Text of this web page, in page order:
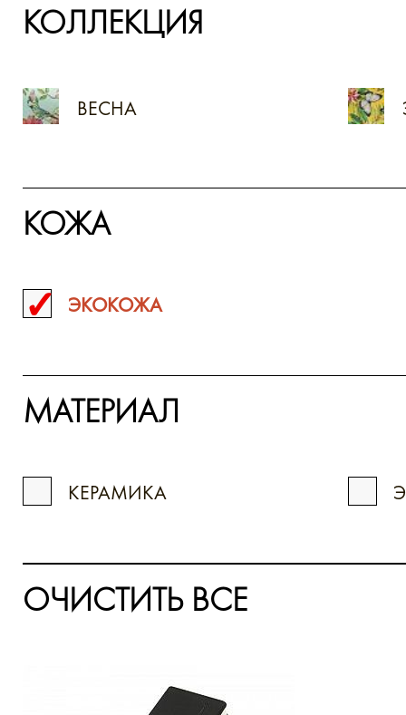
КОЛЛЕКЦИЯ
ВЕСНА
КОЖА
ЭКОКОЖА
МАТЕРИАЛ
КЕРАМИКА
ОЧИСТИТЬ ВСЕ